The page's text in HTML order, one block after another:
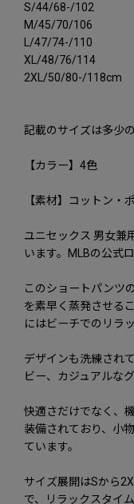
S/44/68-/102
M/45/70/106
L/47/74-/110
XL/48/76/114
2XL/50/80-/118cm
記載のサイズは多少
【カラー】4色
【素材】コットン・
ユニセックス 男女兼
います。MLBの公式
このショートパンツ
を素早く蒸発させる
にはビーチでのリラ
デザインも洗練され
ビー、カジュアルな
快適さだけでなく、
装備されており、小
ています。
サイズ展開はSから
で、リラックスタイ